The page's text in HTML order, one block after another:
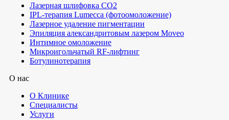
Лазерная шлифовка СО2
IPL-терапия Lumecca (фотоомоложение)
Лазерное удаление пигментации
Эпиляция александритовым лазером Moveo
Интимное омоложение
Микроигольчатый RF-лифтинг
Ботулинотерапия
О нас
О Клинике
Специалисты
Услуги